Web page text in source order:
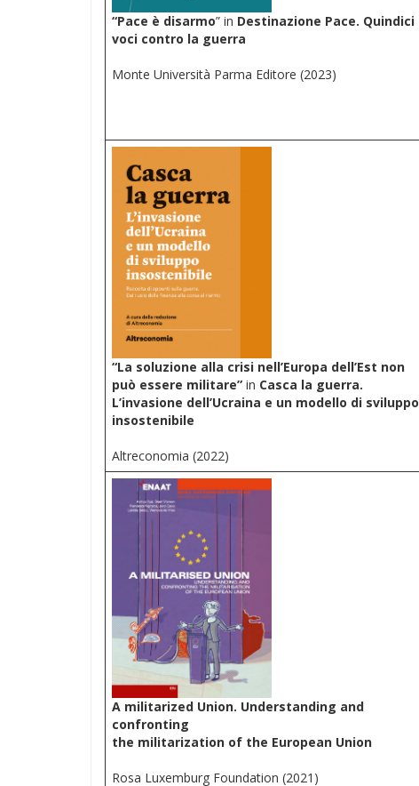
“Pace è disarmo” in Destinazione Pace. Quindici
voci contro la guerra
Monte Università Parma Editore (2023)
“La soluzione alla crisi nell’Europa dell’Est non
può essere militare” in Casca la guerra.
L’invasione dell’Ucraina e un modello di sviluppo
insostenibile
Altreconomia (2022)
A militarized Union. Understanding and
confronting
the militarization of the European Union
Rosa Luxemburg Foundation (2021)